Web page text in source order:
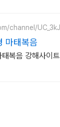
channel/
마태복음
복음 강해사이